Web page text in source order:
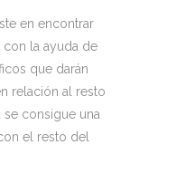
en encontrar
la ayuda de
que darán
relación al resto
consigue una
el resto del